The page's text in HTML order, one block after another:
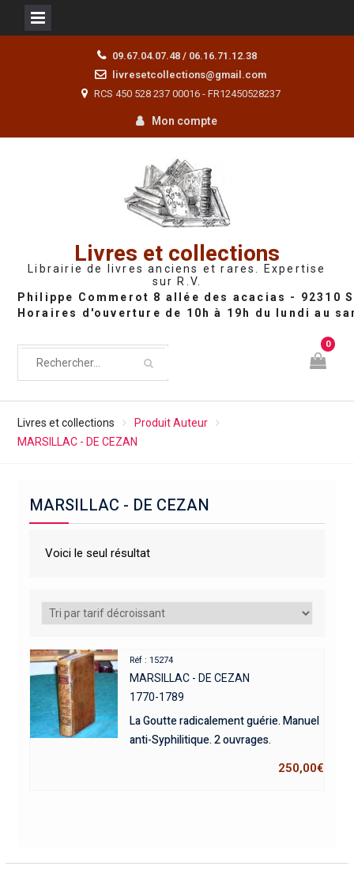
09.67.04.07.48 / 06.16.71.12.38
livresetcollections@gmail.com
RCS 450 528 237 00016 - FR12450528237
Mon compte
Livres et collections
Librairie de livres anciens et rares. Expertise
sur R.V.
0
Livres et collections
Produit Auteur
MARSILLAC - DE CEZAN
MARSILLAC - DE CEZAN
Voici le seul résultat
Réf : 15274
MARSILLAC - DE CEZAN
1770-1789
La Goutte radicalement guérie. Manuel
anti-Syphilitique. 2 ouvrages.
250,00€